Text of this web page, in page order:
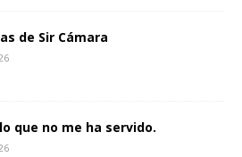
de Sir Cámara
que no me ha servido.